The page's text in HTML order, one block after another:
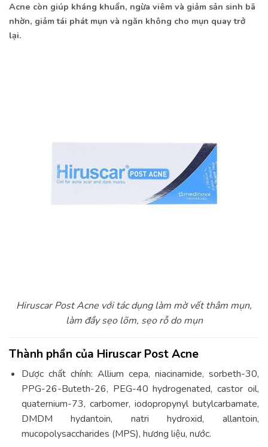
Acne còn giúp kháng khuẩn, ngừa viêm và giảm sản sinh bã
nhờn, giảm tái phát mụn và ngăn không cho mụn quay trở
lại.
Hiruscar Post Acne với tác dụng làm mờ vết thâm mụn,
làm đầy sẹo lõm, sẹo rỗ do mụn
Thành phần của Hiruscar Post Acne
Dược chất chính: Allium cepa, niacinamide, sorbeth-30,
PPG-26-Buteth-26, PEG-40 hydrogenated, castor oil,
quaternium-73, carbomer, iodopropynyl butylcarbamate,
DMDM hydantoin, natri hydroxid, allantoin,
mucopolysaccharides (MPS), hương liệu, nước.